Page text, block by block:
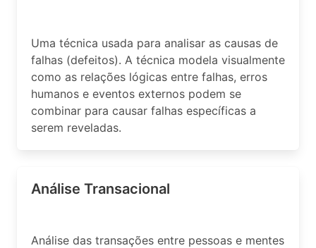
Uma técnica usada para analisar as causas de
falhas (defeitos). A técnica modela visualmente
como as relações lógicas entre falhas, erros
humanos e eventos externos podem se
combinar para causar falhas específicas a
serem reveladas.
Análise Transacional
Análise das transações entre pessoas e mentes